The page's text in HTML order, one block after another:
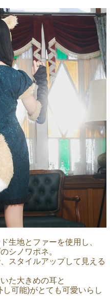
生地とファーを使用し、
シノワポネ。
スタイルアップして見える
た大きめの耳と
可能)がとても可愛いらし